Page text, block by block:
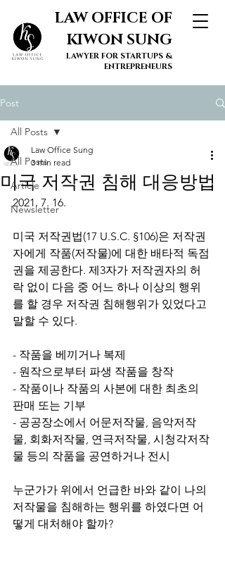
LAW OFFICE OF
KIWON SUNG
LAWYER FOR STARTUPS &
ENTREPRENEURS
Post
All Posts
Article
Newsletter
All Posts
미국 저작권 침해 대응방법
Law Office Sung
3 min read
2021. 7. 16.
미국 저작권법(17 U.S.C. §106)은 저작권
자에게 작품(저작물)에 대한 배타적 독점
권을 제공한다. 제3자가 저작권자의 허
락 없이 다음 중 어느 하나 이상의 행위
를 할 경우 저작권 침해행위가 있었다고
말할 수 있다.
- 작품을 베끼거나 복제
- 원작으로부터 파생 작품을 창작
- 작품이나 작품의 사본에 대한 최초의
판매 또는 기부
- 공공장소에서 어문저작물, 음악저작
물, 회화저작물, 연극저작물, 시청각저작
물 등의 작품을 공연하거나 전시
누군가가 위에서 언급한 바와 같이 나의
저작물을 침해하는 행위를 하였다면 어
떻게 대처해야 할까?